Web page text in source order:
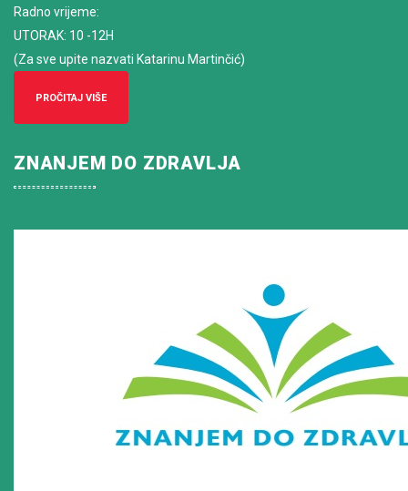
Radno vrijeme:
UTORAK: 10 -12H
(Za sve upite nazvati Katarinu Martinčić)
PROČITAJ VIŠE
ZNANJEM DO ZDRAVLJA